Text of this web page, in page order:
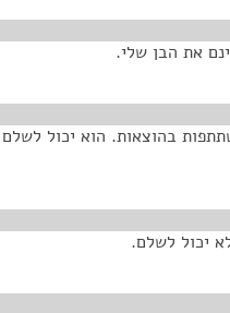
את הבן שלי.
בהוצאות. הוא יכול
יכול לשלם.